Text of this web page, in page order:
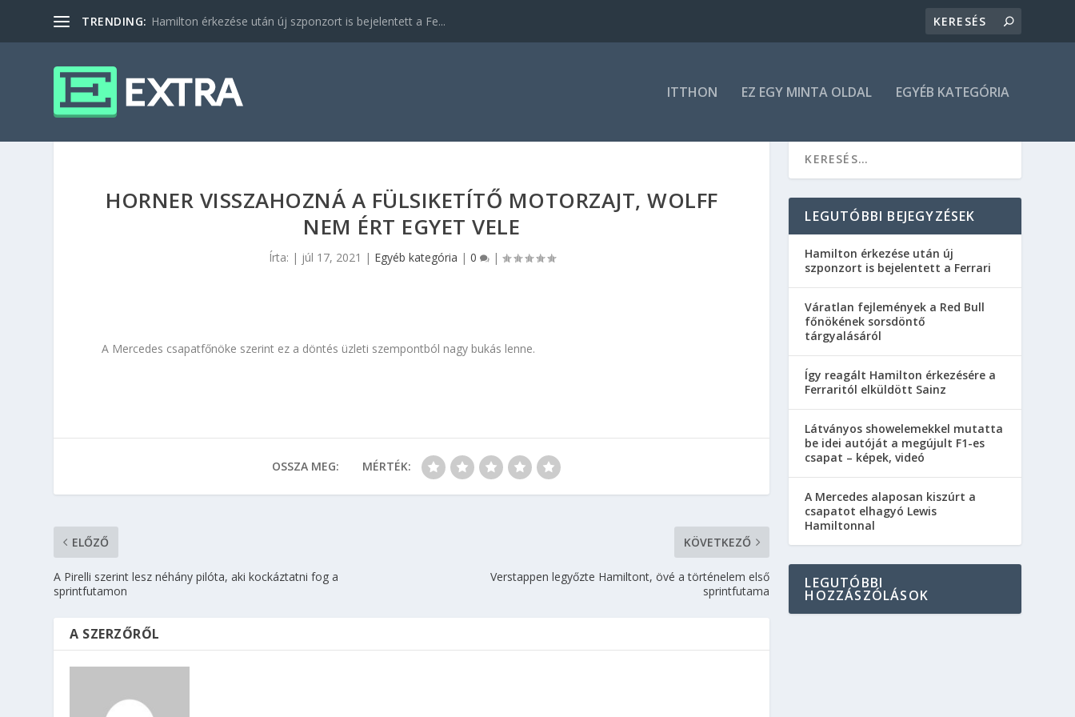
TRENDING: Hamilton érkezése után új szponzort is bejelentett a Fe...
ITTHON EZ EGY MINTA OLDAL EGYÉB KATEGÓRIA
HORNER VISSZAHOZNÁ A FÜLSIKETÍTŐ MOTORZAJT, WOLFF
NEM ÉRT EGYET VELE
Írta: | júl 17, 2021 | Egyéb kategória | 0 |
A Mercedes csapatfőnöke szerint ez a döntés üzleti szempontból nagy bukás lenne.
OSSZA MEG: MÉRTÉK:
ELŐZŐ
A Pirelli szerint lesz néhány pilóta, aki kockáztatni fog a
sprintfutamon
KÖVETKEZŐ
Verstappen legyőzte Hamiltont, övé a történelem első
sprintfutama
A SZERZŐRŐL
LEGUTÓBBI BEJEGYZÉSEK
Hamilton érkezése után új
szponzort is bejelentett a Ferrari
Váratlan fejlemények a Red Bull
főnökének sorsdöntő
tárgyalásáról
Így reagált Hamilton érkezésére a
Ferraritól elküldött Sainz
Látványos showelemekkel mutatta
be idei autóját a megújult F1-es
csapat – képek, videó
A Mercedes alaposan kiszúrt a
csapatot elhagyó Lewis
Hamiltonnal
LEGUTÓBBI
HOZZÁSZÓLÁSOK